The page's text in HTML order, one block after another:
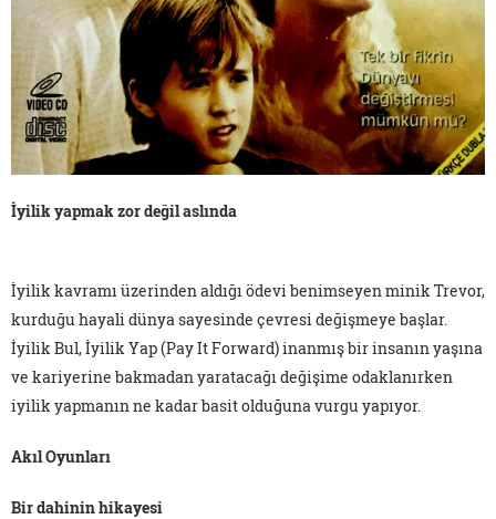
İyilik yapmak zor değil aslında
İyilik kavramı üzerinden aldığı ödevi benimseyen minik Trevor,
kurduğu hayali dünya sayesinde çevresi değişmeye başlar.
İyilik Bul, İyilik Yap (Pay It Forward) inanmış bir insanın yaşına
ve kariyerine bakmadan yaratacağı değişime odaklanırken
iyilik yapmanın ne kadar basit olduğuna vurgu yapıyor.
Akıl Oyunları
Bir dahinin hikayesi